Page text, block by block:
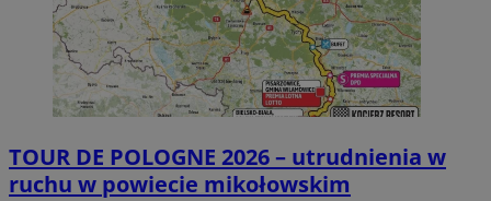
TOUR DE POLOGNE 2026 – utrudnienia w
ruchu w powiecie mikołowskim